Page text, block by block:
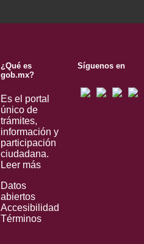
¿Qué es
gob.mx?
Es el portal
único de
trámites,
información y
participación
ciudadana.
Leer más
Datos
abiertos
Accesibilidad
Términos
Síguenos en